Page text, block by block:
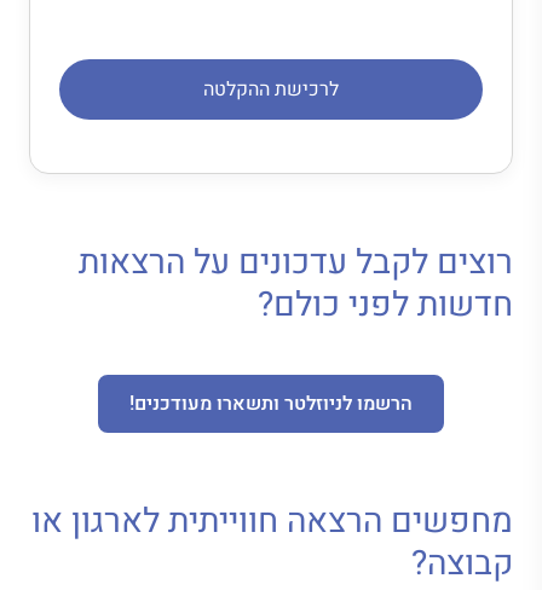
לרכישת ההקלטה
רוצים לקבל עדכונים על הרצאות
חדשות לפני כולם?
הרשמו לניוזלטר ותשארו מעודכנים!
מחפשים הרצאה חווייתית לארגון או
קבוצה?